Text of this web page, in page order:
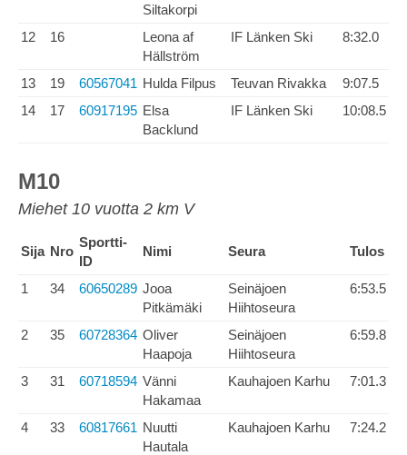
Siltakorpi
12 16
Leona af
Hällström
IF Länken Ski 8:32.0
13 19 60567041 Hulda Filpus Teuvan Rivakka
9:07.5
14
17 60917195 Elsa
Backlund
IF Länken Ski 10:08.5
M10
Miehet 10 vuotta 2 km V
Sija Nro
Sportti-
ID
Nimi Seura Tulos
1 34 60650289 Jooa
Pitkämäki
Seinäjoen
Hiihtoseura
6:53.5
2 35 60728364 Oliver
Haapoja
Seinäjoen
Hiihtoseura
6:59.8
3 31 60718594 Vänni
Hakamaa
Kauhajoen Karhu 7:01.3
4 33 60817661 Nuutti
Hautala
Kauhajoen Karhu 7:24.2